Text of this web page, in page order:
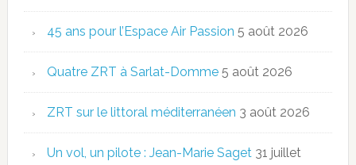
45 ans pour l’Espace Air Passion 5 août 2026
Quatre ZRT à Sarlat-Domme 5 août 2026
ZRT sur le littoral méditerranéen 3 août 2026
Un vol, un pilote : Jean-Marie Saget 31 juillet